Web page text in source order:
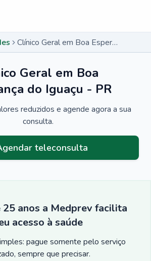
Clínico Geral em Boa Esperança do Iguaçu - PR
Geral em Boa
do Iguaçu - PR
reduzidos e agende agora a sua
consulta.
teleconsulta
25 anos a Medprev facilita
acesso à saúde
pague somente pelo serviço
sempre que precisar.